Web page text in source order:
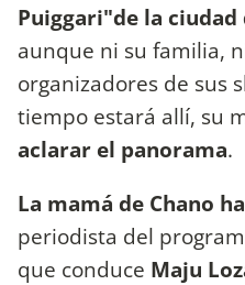
Puiggari"de la ciudad
aunque ni su familia,
organizadores de sus
tiempo estará allí, su
aclarar el panorama.
La mamá de Chano
periodista del
que conduce Maju